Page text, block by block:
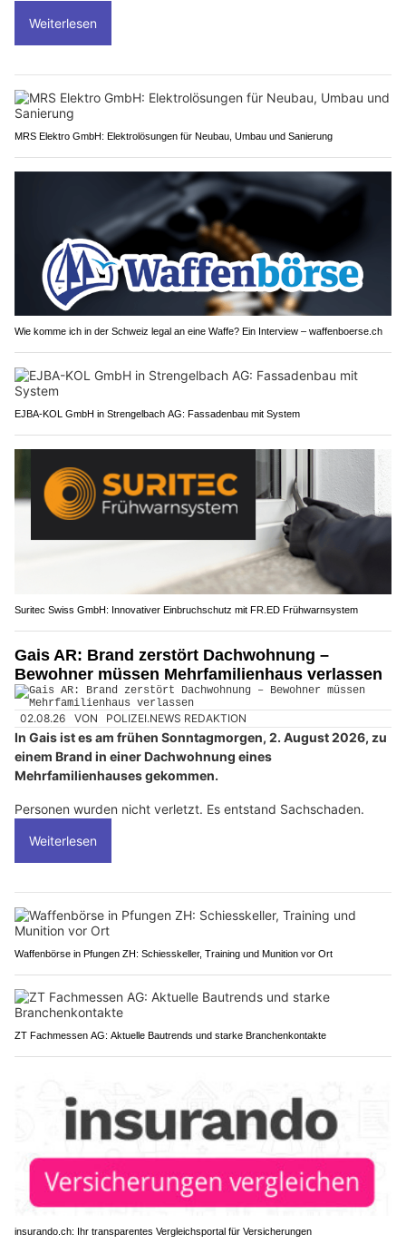
Weiterlesen
MRS Elektro GmbH: Elektrolösungen für Neubau, Umbau und Sanierung
Wie komme ich in der Schweiz legal an eine Waffe? Ein Interview – waffenboerse.ch
EJBA-KOL GmbH in Strengelbach AG: Fassadenbau mit System
Suritec Swiss GmbH: Innovativer Einbruchschutz mit FR.ED Frühwarnsystem
Gais AR: Brand zerstört Dachwohnung –
Bewohner müssen Mehrfamilienhaus verlassen
02.08.26 VON POLIZEI.NEWS REDAKTION
In Gais ist es am frühen Sonntagmorgen, 2. August 2026, zu
einem Brand in einer Dachwohnung eines
Mehrfamilienhauses gekommen.
Personen wurden nicht verletzt. Es entstand Sachschaden.
Weiterlesen
Waffenbörse in Pfungen ZH: Schiesskeller, Training und Munition vor Ort
ZT Fachmessen AG: Aktuelle Bautrends und starke Branchenkontakte
insurando.ch: Ihr transparentes Vergleichsportal für Versicherungen